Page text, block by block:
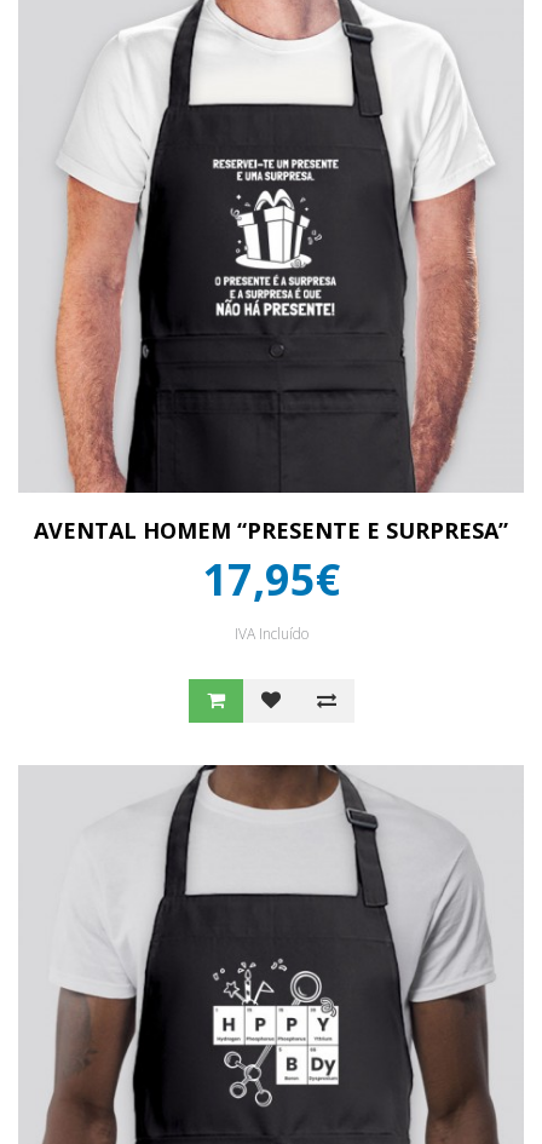
AVENTAL HOMEM “PRESENTE E SURPRESA”
17,95€
IVA Incluído